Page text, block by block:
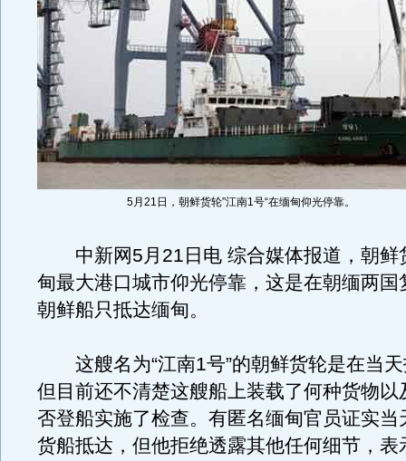
5月21日，朝鲜货轮”江南1号“在缅甸仰光停靠。
中新网5月21日电 综合媒体报道，朝鲜
甸最大港口城市仰光停靠，这是在朝缅两国
朝鲜船只抵达缅甸。
这艘名为“江南1号”的朝鲜货轮是在当天
但目前还不清楚这艘船上装载了何种货物以
否登船实施了检查。有匿名缅甸官员证实当
货船抵达，但他拒绝透露其他任何细节，表